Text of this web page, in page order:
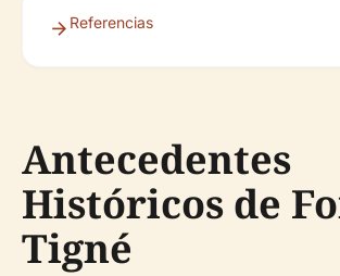
Referencias
Antecedentes
Históricos de
Tigné